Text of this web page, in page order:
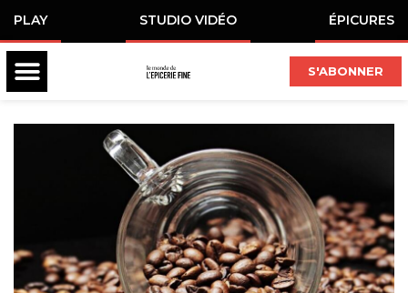
PLAY STUDIO VIDÉO ÉPICURES
S'ABONNER